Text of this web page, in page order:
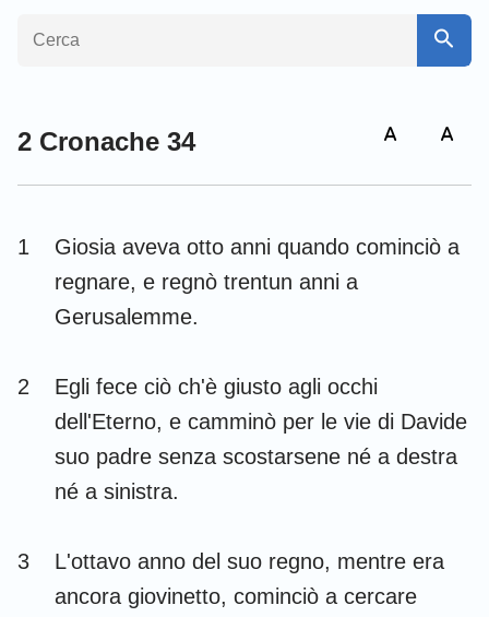
Ester Giobbe
Isaia Geremia
Lamentazioni Ezechiele
Daniele
Abdia Giona
2 Cronache 34
1
Giosia aveva otto anni quando cominciò a
regnare, e regnò trentun anni a
Gerusalemme.
2
Egli fece ciò ch'è giusto agli occhi
dell'Eterno, e camminò per le vie di Davide
suo padre senza scostarsene né a destra
né a sinistra.
3
L'ottavo anno del suo regno, mentre era
ancora giovinetto, cominciò a cercare